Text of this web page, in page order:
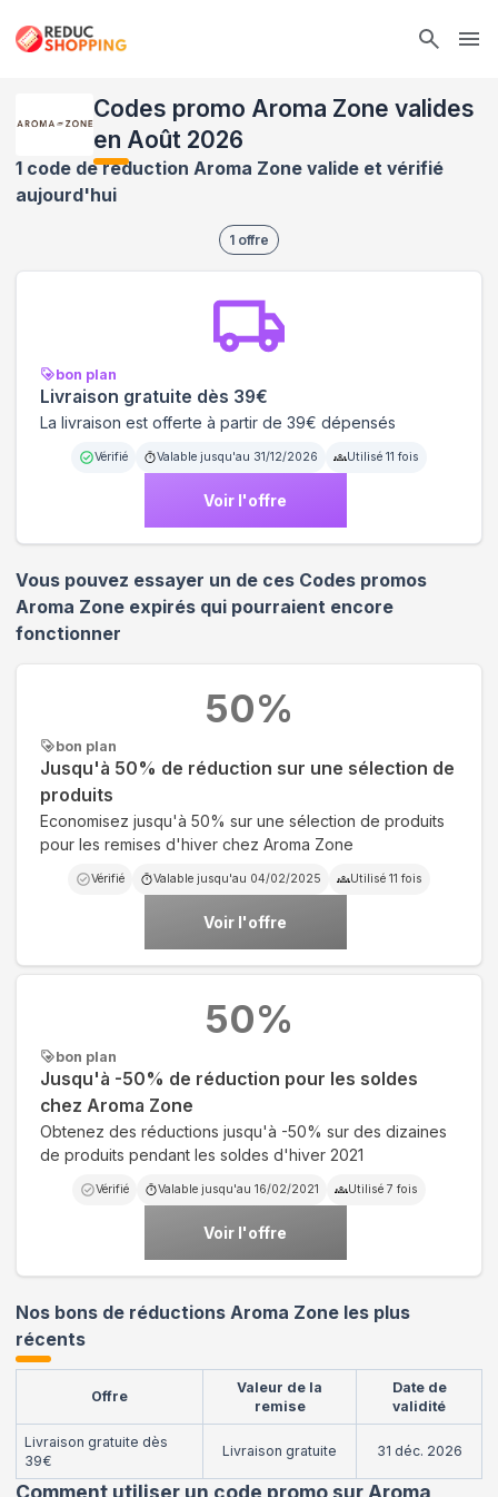
Codes promo Aroma Zone valides
en Août 2026
1 code de réduction Aroma Zone valide et vérifié
aujourd'hui
1 offre
bon plan
Livraison gratuite dès 39€
La livraison est offerte à partir de 39€ dépensés
Vérifié Valable jusqu'au 31/12/2026 Utilisé 11 fois
Voir l'offre
Vous pouvez essayer un de ces Codes promos
Aroma Zone expirés qui pourraient encore
fonctionner
bon plan
Jusqu'à 50% de réduction sur une sélection de
produits
Economisez jusqu'à 50% sur une sélection de produits
pour les remises d'hiver chez Aroma Zone
Vérifié Valable jusqu'au 04/02/2025 Utilisé 11 fois
Voir l'offre
50%
bon plan
Jusqu'à -50% de réduction pour les soldes
chez Aroma Zone
Obtenez des réductions jusqu'à -50% sur des dizaines
de produits pendant les soldes d'hiver 2021
Vérifié Valable jusqu'au 16/02/2021 Utilisé 7 fois
Voir l'offre
50%
Nos bons de réductions Aroma Zone les plus
récents
Offre
Valeur de la
remise
Date de
validité
Livraison gratuite dès
39€
Livraison gratuite 31 déc. 2026
Comment utiliser un code promo sur Aroma